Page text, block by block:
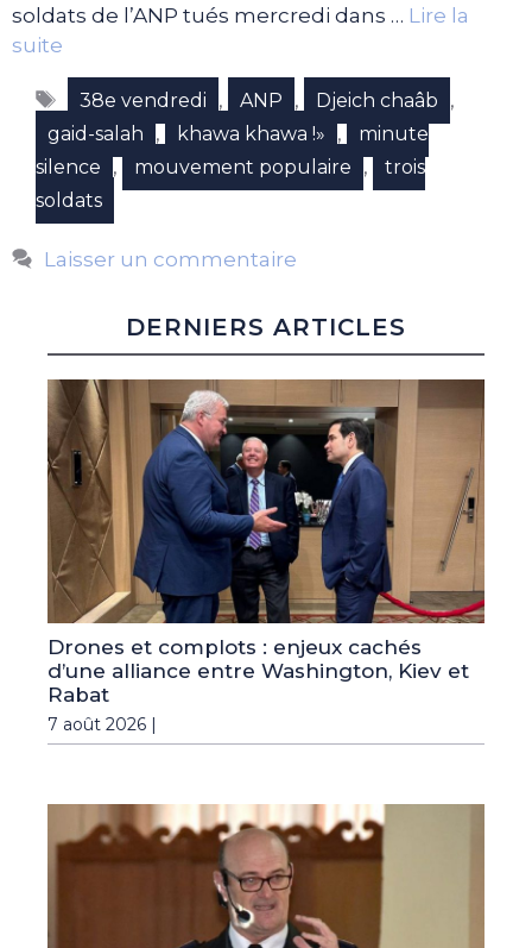
soldats de l’ANP tués mercredi dans … Lire la
suite
Étiquettes
38e vendredi , ANP , Djeich chaâb ,
gaid-salah , khawa khawa !» ,
minute
silence
, mouvement populaire ,
trois
soldats
Laisser un commentaire
DERNIERS ARTICLES
Drones et complots : enjeux cachés
d’une alliance entre Washington, Kiev et
Rabat
7 août 2026 |